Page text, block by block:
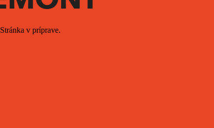
Stránka v príprave.